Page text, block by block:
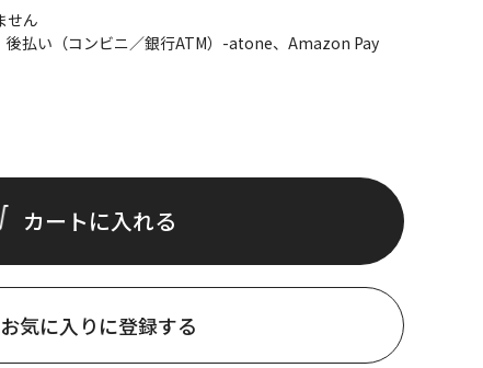
せん
払い（コンビニ／銀行ATM）-atone、Amazon Pay
カートに入れる
お気に入りに登録する